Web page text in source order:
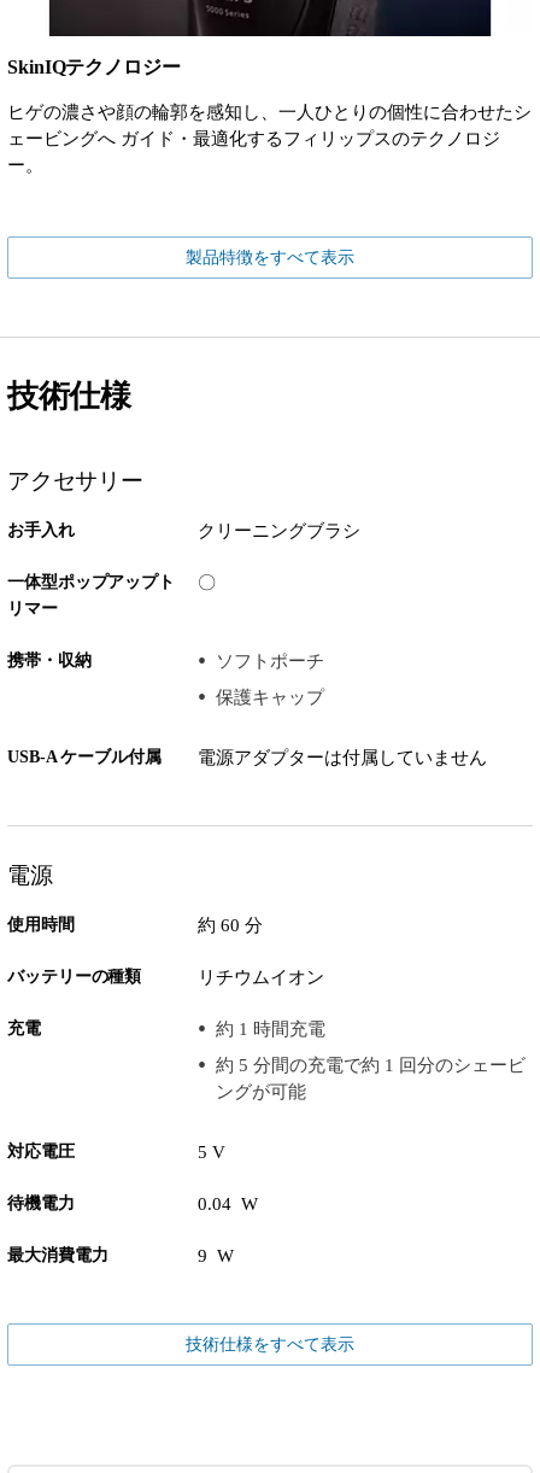
SkinIQテクノロジー
ヒゲの濃さや顔の輪郭を感知し、一人ひとりの個性に合わせたシ
ェービングへ ガイド・最適化するフィリップスのテクノロジ
ー。
製品特徴をすべて表示
技術仕様
アクセサリー
お手入れ クリーニングブラシ
一体型ポップアップト
リマー
〇
携帯・収納
ソフトポーチ
保護キャップ
USB-A ケーブル付属 電源アダプターは付属していません
電源
使用時間 約 60 分
バッテリーの種類 リチウムイオン
充電
約 1 時間充電
約 5 分間の充電で約 1 回分のシェービ
ングが可能
対応電圧 5 V
待機電力 0.04 W
最大消費電力 9 W
技術仕様をすべて表示